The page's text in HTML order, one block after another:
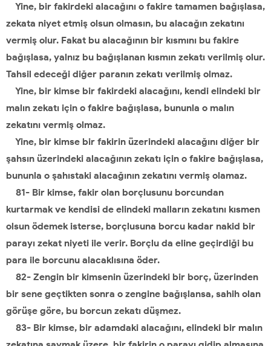
Yine, bir fakirdeki alacağını o fakire tamamen bağışlasa,
zekata niyet etmiş olsun olmasın, bu alacağın zekatını
vermiş olur. Fakat bu alacağının bir kısmını bu fakire
bağışlasa, yalnız bu bağışlanan kısmın zekatı verilmiş olur.
Tahsil edeceği diğer paranın zekatı verilmiş olmaz.
Yine, bir kimse bir fakirdeki alacağını, kendi elindeki bir
malın zekatı için o fakire bağışlasa, bununla o malın
zekatını vermiş olmaz.
Yine, bir kimse bir fakirin üzerindeki alacağını diğer bir
şahsın üzerindeki alacağının zekatı için o fakire bağışlasa,
bununla o şahıstaki alacağının zekatını vermiş olamaz.
81- Bir kimse, fakir olan borçlusunu borcundan
kurtarmak ve kendisi de elindeki malların zekatını kısmen
olsun ödemek isterse, borçlusuna borcu kadar nakid bir
parayı zekat niyeti ile verir. Borçlu da eline geçirdiği bu
para ile borcunu alacaklısına öder.
82- Zengin bir kimsenin üzerindeki bir borç, üzerinden
bir sene geçtikten sonra o zengine bağışlansa, sahih olan
görüşe göre, bu borcun zekatı düşmez.
83- Bir kimse, bir adamdaki alacağını, elindeki bir malın